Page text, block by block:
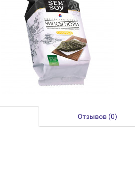
Отзывов (0)